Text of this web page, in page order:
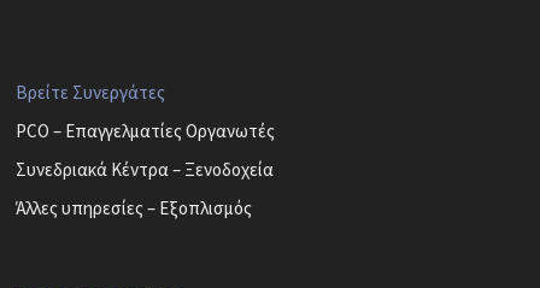
Βρείτε Συνεργάτες
PCO – Επαγγελματίες Οργανωτές
Συνεδριακά Κέντρα – Ξενοδοχεία
Άλλες υπηρεσίες – Εξοπλισμός